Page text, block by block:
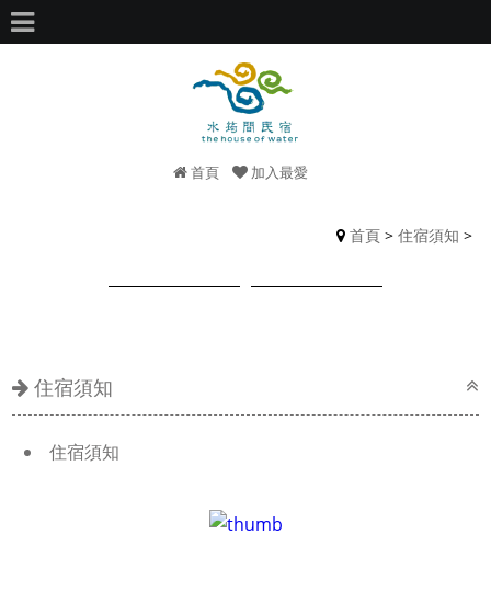
首頁 加入最愛
首頁> 住宿須知 >
住宿須知
住宿須知